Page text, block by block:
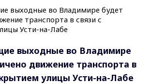
выходные во Владимире
движение транспорта в
улицы Усти-на-Лабе